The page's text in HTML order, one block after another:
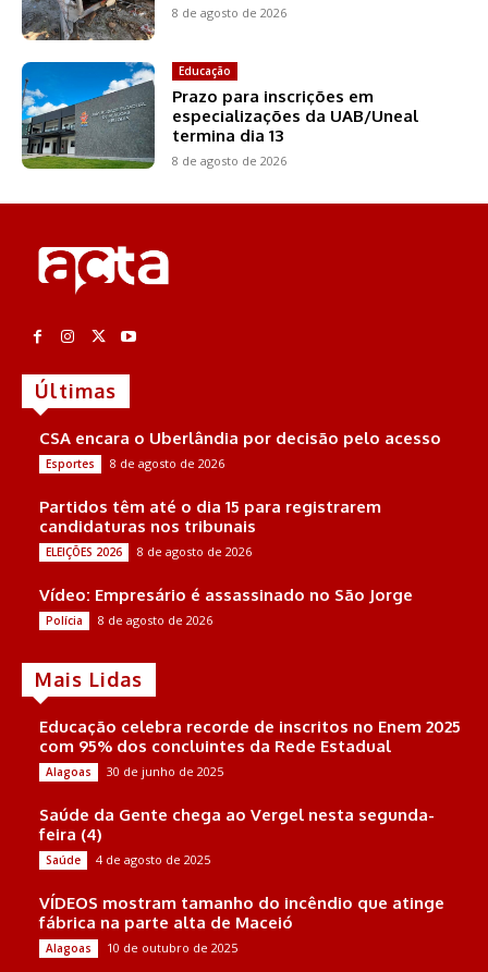
8 de agosto de 2026
Educação
Prazo para inscrições em
especializações da UAB/Uneal
termina dia 13
8 de agosto de 2026
Últimas
CSA encara o Uberlândia por decisão pelo acesso
Esportes 8 de agosto de 2026
Partidos têm até o dia 15 para registrarem
candidaturas nos tribunais
ELEIÇÕES 2026 8 de agosto de 2026
Vídeo: Empresário é assassinado no São Jorge
Polícia 8 de agosto de 2026
Mais Lidas
Educação celebra recorde de inscritos no Enem 2025
com 95% dos concluintes da Rede Estadual
Alagoas 30 de junho de 2025
Saúde da Gente chega ao Vergel nesta segunda-
feira (4)
Saúde 4 de agosto de 2025
VÍDEOS mostram tamanho do incêndio que atinge
fábrica na parte alta de Maceió
Alagoas 10 de outubro de 2025